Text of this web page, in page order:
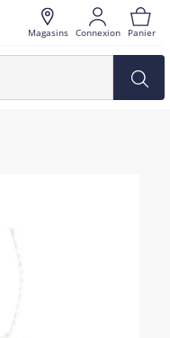
Magasins Connexion Panier